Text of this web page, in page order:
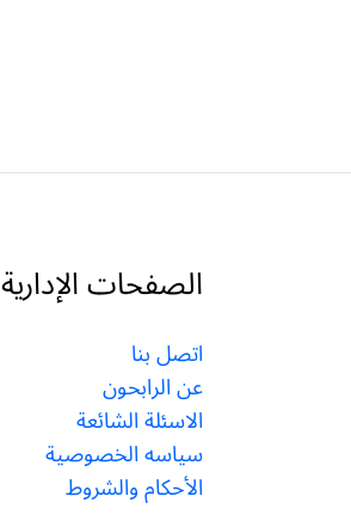
الصفحات الإدارية
اتصل بنا
عن الرابحون
الاسئلة الشائعة
سياسه الخصوصية
الأحكام والشروط